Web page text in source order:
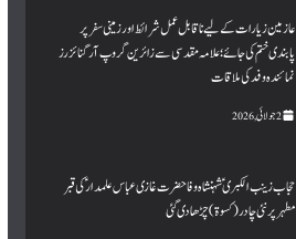
عازمین زیارات کے لیے ناقابل عمل شرائط اور زمینی سفر پر
پابندی ختم کی جائے؛ علامہ مقدسی سے زائرین گروپ آرگنائزرز
نمائندہ وفد کی ملاقات
2 جولائی, 2026
حجاب زینب الکبری ؑ شہنشاہ وفا حضرت غازی عباس علمدار ؑ کی قبر
مطہرپر نئی چادر (کسوۃ ) چڑھا دی گئی